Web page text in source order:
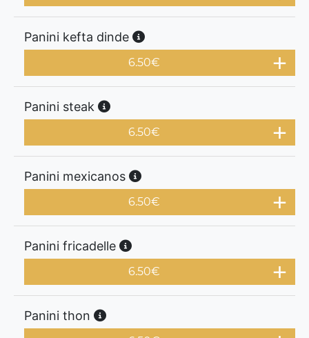
Panini kefta dinde
6.50€
Panini steak
6.50€
Panini mexicanos
6.50€
Panini fricadelle
6.50€
Panini thon